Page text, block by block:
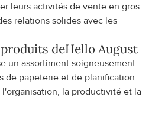
leurs activités de vente en gros
relations solides avec les
deHello August
un assortiment soigneusement
de papeterie et de planification
la productivité et la